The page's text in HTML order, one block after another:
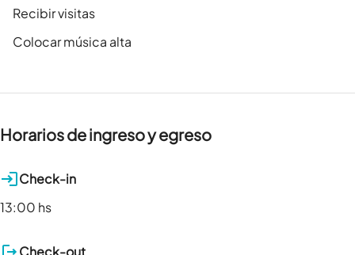
Recibir visitas
Colocar música alta
Horarios de ingreso y egreso
Check-in
13:00 hs
Check-out